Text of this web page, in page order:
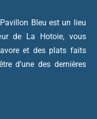
Bleu est un lieu
de La Hotoie, vous
et des plats faits
d’une des dernières